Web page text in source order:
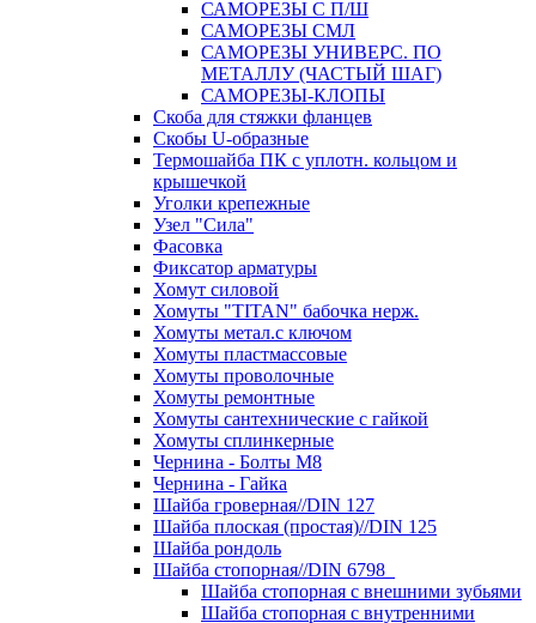
САМОРЕЗЫ С П/Ш
САМОРЕЗЫ СМЛ
САМОРЕЗЫ УНИВЕРС. ПО
МЕТАЛЛУ (ЧАСТЫЙ ШАГ)
САМОРЕЗЫ-КЛОПЫ
Скоба для стяжки фланцев
Скобы U-образные
Термошайба ПК с уплотн. кольцом и
крышечкой
Уголки крепежные
Узел "Сила"
Фасовка
Фиксатор арматуры
Хомут силовой
Хомуты "TITAN" бабочка нерж.
Хомуты метал.с ключом
Хомуты пластмассовые
Хомуты проволочные
Хомуты ремонтные
Хомуты сантехнические с гайкой
Хомуты сплинкерные
Чернина - Болты М8
Чернина - Гайка
Шайба гроверная//DIN 127
Шайба плоская (простая)//DIN 125
Шайба рондоль
Шайба стопорная//DIN 6798
Шайба стопорная с внешними зубьями
Шайба стопорная с внутренними